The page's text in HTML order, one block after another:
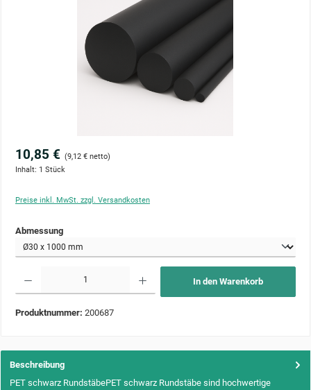
10,85 € (9,12 € netto)
Inhalt: 1 Stück
Preise inkl. MwSt. zzgl. Versandkosten
Abmessungauswählen
In den Warenkorb
Produktnummer: 200687
Beschreibung
PET schwarz RundstäbePET schwarz Rundstäbe sind hochwertige